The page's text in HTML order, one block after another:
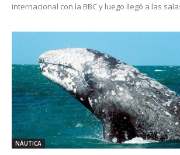
internacional con la BBC y luego llegó a las
NÁUTICA